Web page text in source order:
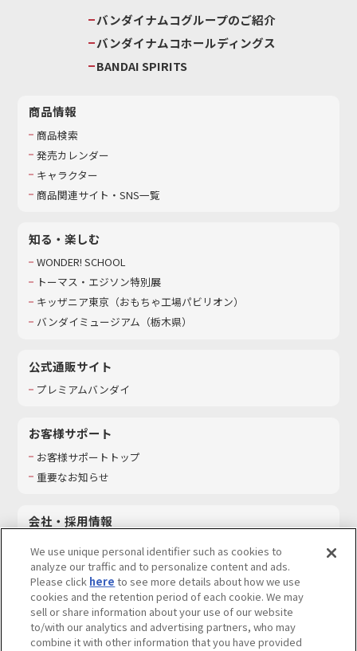
バンダイナムコグループのご紹介
バンダイナムコホールディングス
BANDAI SPIRITS
商品情報
商品検索
発売カレンダー
キャラクター
商品関連サイト・SNS一覧
知る・楽しむ
WONDER! SCHOOL
トーマス・エジソン特別展
キッザニア東京（おもちゃ工場パビリオン）​
バンダイミュージアム（栃木県）
公式通販サイト
プレミアムバンダイ
お客様サポート
お客様サポートトップ
重要なお知らせ
会社・採用情報
採用情報
サステナビリティ
お問い合わせ
We use unique personal identifier such as cookies to
analyze our traffic and to personalize content and ads.
Please click here to see more details about how we use
cookies and the retention period of each cookie. We may
sell or share information about your use of our website
to/with our analytics and advertising partners, who may
combine it with other information that you have provided